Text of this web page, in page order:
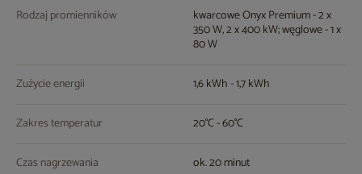
Rodzaj promienników kwarcowe Onyx Premium - 2 x
350 W, 2 x 400 kW; węglowe - 1 x
80 W
Zużycie energii 1,6 kWh - 1,7 kWh
Zakres temperatur 20°C - 60°C
Czas nagrzewania ok. 20 minut